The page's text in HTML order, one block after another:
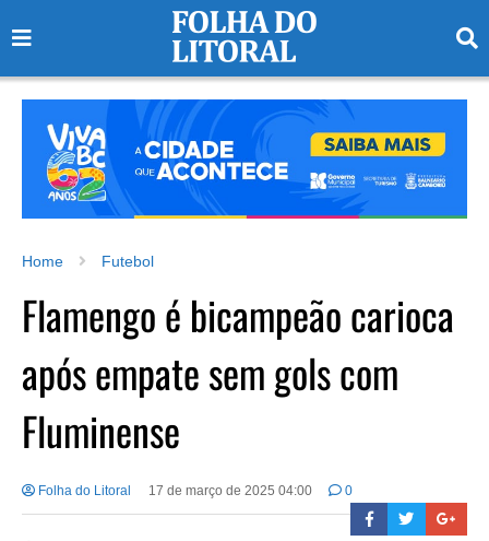
Home Futebol
Flamengo é bicampeão carioca
após empate sem gols com
Fluminense
Folha do Litoral 17 de março de 2025 04:00 0